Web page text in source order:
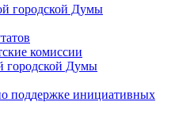
городской Думы
комиссии
городской Думы
поддержке инициативных